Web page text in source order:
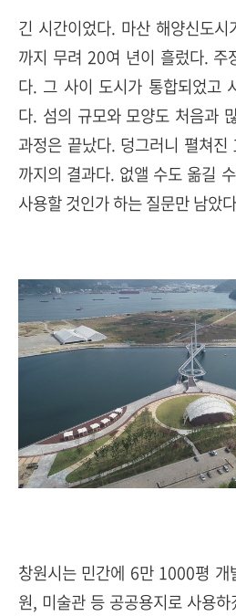
긴 시간이었다. 마산 해양신도시
까지 무려 20여 년이 흘렀다. 주
다. 그 사이 도시가 통합되었고
다. 섬의 규모와 모양도 처음과
과정은 끝났다. 덩그러니 펼쳐
까지의 결과다. 없앨 수도 옮길
사용할 것인가 하는 질문만 남았
창원시는 민간에 6만 1000평 개
원, 미술관 등 공공용지로 사용